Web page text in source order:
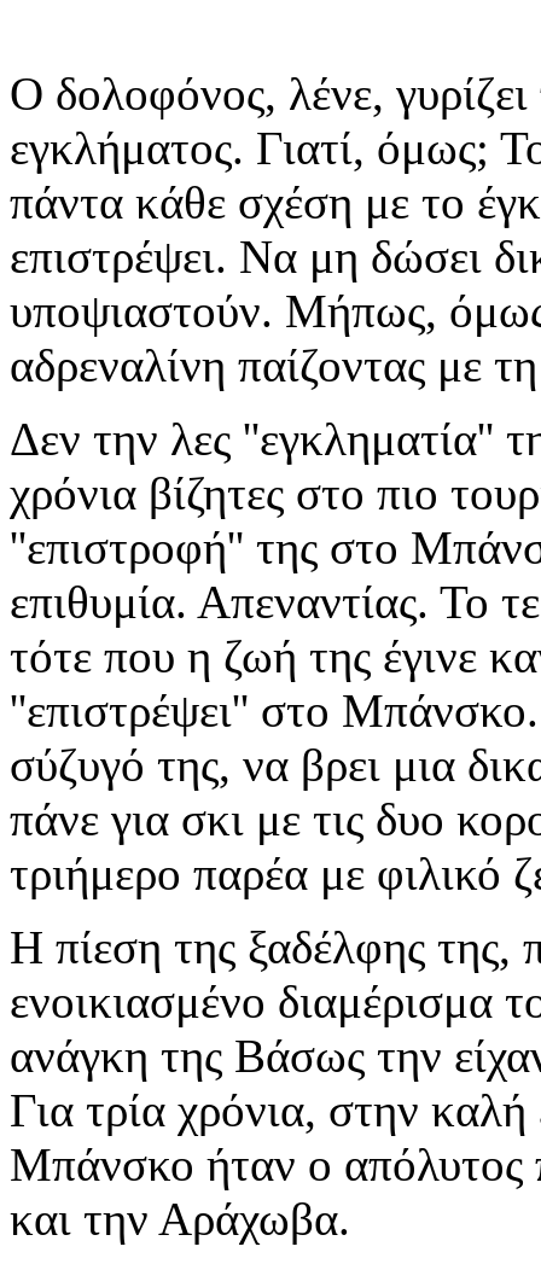
Ο δολοφόνος, λένε,
εγκλήματος. Γιατί, όμως;
πάντα κάθε σχέση με το
επιστρέψει. Να μη δώσει
υποψιαστούν. Μήπως,
αδρεναλίνη παίζοντας με
Δεν την λες ''εγκληματία''
χρόνια βίζητες στο πιο
''επιστροφή'' της στο
επιθυμία. Απεναντίας. Το
τότε που η ζωή της έγινε
''επιστρέψει'' στο
σύζυγό της, να βρει μια
πάνε για σκι με τις δυο
τριήμερο παρέα με φιλικό
Η πίεση της ξαδέλφης της,
ενοικιασμένο
ανάγκη της Βάσως την
Για τρία χρόνια, στην
Μπάνσκο ήταν ο απόλυτος
και την Αράχωβα.